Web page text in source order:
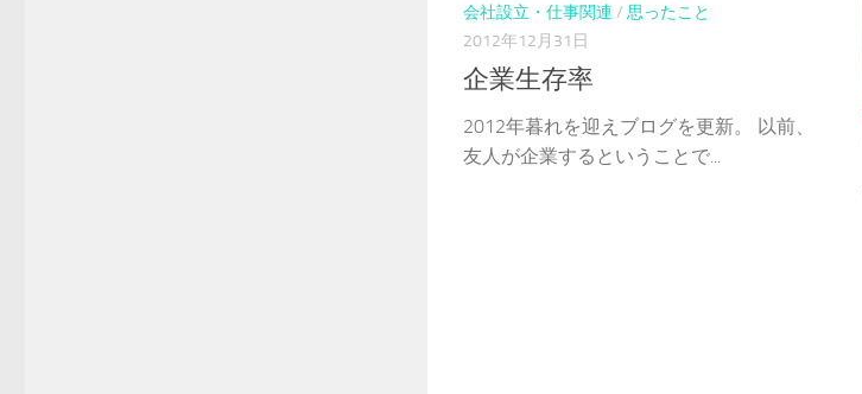
会社設立・仕事関連 / 思ったこと
2012年12月31日
企業生存率
2012年暮れを迎えブログを更新。 以前、
友人が企業するということで...